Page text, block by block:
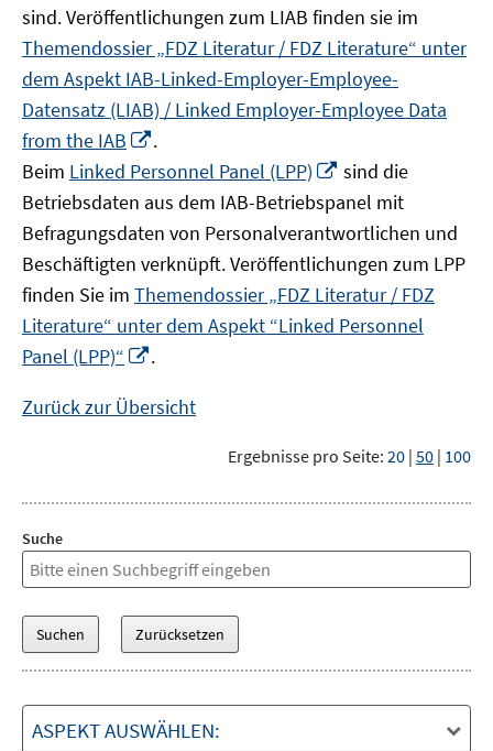
sind. Veröffentlichungen zum LIAB finden sie im
Themendossier „FDZ Literatur / FDZ Literature“ unter
dem Aspekt IAB-Linked-Employer-Employee-
Datensatz (LIAB) / Linked Employer-Employee Data
from the IAB
neuem
Fenster
öffnen
.
Beim Linked Personnel Panel (LPP)
In
neuem
Fenster
öffnen
sind die
Betriebsdaten aus dem IAB-Betriebspanel mit
Befragungsdaten von Personalverantwortlichen und
Beschäftigten verknüpft. Veröffentlichungen zum LPP
finden Sie im Themendossier „FDZ Literatur / FDZ
Literature“ unter dem Aspekt “Linked Personnel
Panel (LPP)“
Fenster
.
Zurück zur Übersicht
Ergebnisse pro Seite: 20 | 50 | 100
Suche
ASPEKT AUSWÄHLEN: